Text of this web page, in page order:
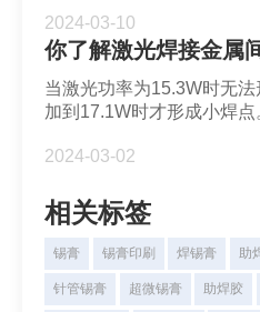
28%，焊料吸收大量热量
249℃。第二阶段（0.3-
2024-03-10
当激光功率为15.3W时无
加到17.1W时才形成小焊
能量阈值。因此，焊料球
2024-03-02
相关标签
锡膏 锡膏印刷 焊锡膏 助
针管锡膏 超微锡膏 助焊胶